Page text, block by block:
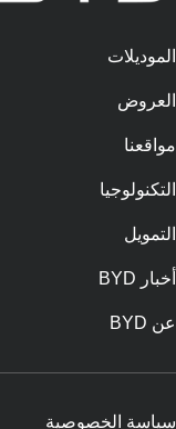
الموديلات
العروض
مواقعنا
التكنولوجيا
التمويل
أخبار BYD
عن BYD
سياسة الخصوصية